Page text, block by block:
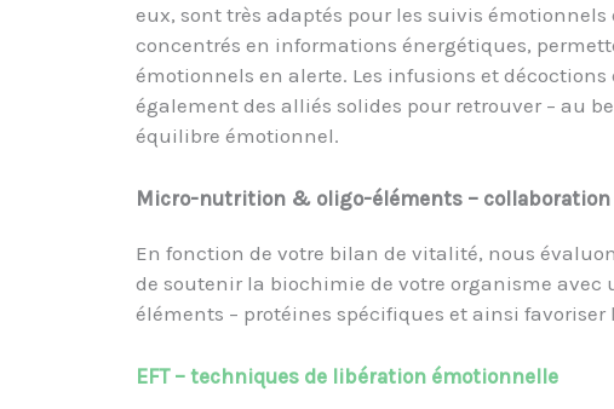
eux, sont très adaptés pour les suivis
concentrés en informations énergétiques,
émotionnels en alerte. Les infusions et
également des alliés solides pour retrouver – au
équilibre émotionnel.
Micro-nutrition & oligo-éléments –
En fonction de votre bilan de vitalité, nous
de soutenir la biochimie de votre organisme
éléments – protéines spécifiques et ainsi
EFT – techniques de libération émotionnelle